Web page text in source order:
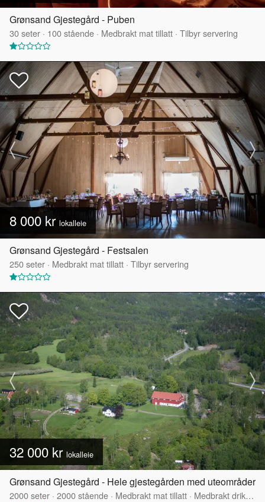
Grønsand Gjestegård - Puben
30seter · 100stående · Medbrakt mat tillatt · Tilbyr servering
8 000 kr lokalleie
Grønsand Gjestegård - Festsalen
250seter · Medbrakt mat tillatt · Tilbyr servering
32 000 kr lokalleie
Grønsand Gjestegård - Hele gjestegården med uteområder
2000seter · 2000stående · Medbrakt mat tillatt · Medbrakt drikke tillatt